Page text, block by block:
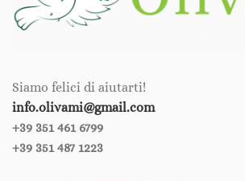
Siamo felici di aiutarti!
info.olivami@gmail.com
+39 351 461 6799‪‪
+39 351 487 1223